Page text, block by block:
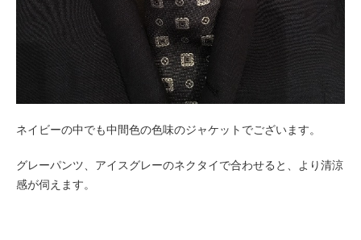
ネイビーの中でも中間色の色味のジャケットでございます。
グレーパンツ、アイスグレーのネクタイで合わせると、より清涼
感が伺えます。